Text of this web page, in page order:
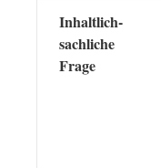
Inhaltlich-
sachliche
Frage